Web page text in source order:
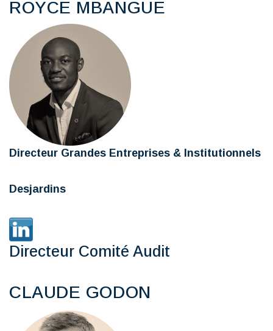
ROYCE MBANGUE
Directeur Grandes Entreprises & Institutionnels
Desjardins
Directeur Comité Audit
CLAUDE GODON